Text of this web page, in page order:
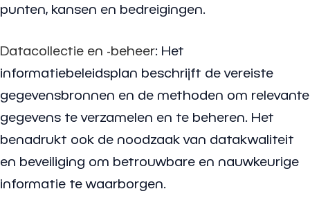
punten, kansen en bedreigingen.
Datacollectie en -beheer: Het
informatiebeleidsplan beschrijft de vereiste
gegevensbronnen en de methoden om relevante
gegevens te verzamelen en te beheren. Het
benadrukt ook de noodzaak van datakwaliteit
en beveiliging om betrouwbare en nauwkeurige
informatie te waarborgen.